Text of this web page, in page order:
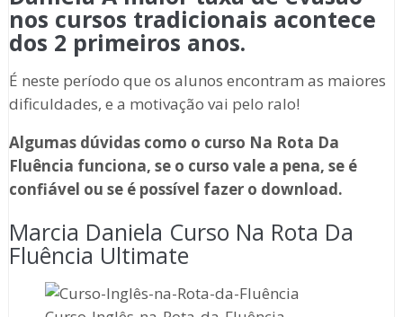
nos cursos tradicionais acontece
dos 2 primeiros anos.
É neste período que os alunos encontram as maiores
dificuldades, e a motivação vai pelo ralo!
Algumas dúvidas como o curso Na Rota Da
Fluência funciona, se o curso vale a pena, se é
confiável ou se é possível fazer o download.
Marcia Daniela Curso Na Rota Da
Fluência Ultimate